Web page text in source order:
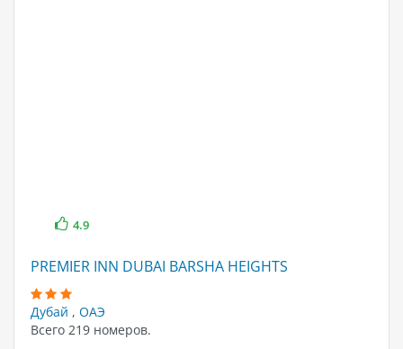
4.9
PREMIER INN DUBAI BARSHA HEIGHTS
Дубай , ОАЭ
Всего 219 номеров.